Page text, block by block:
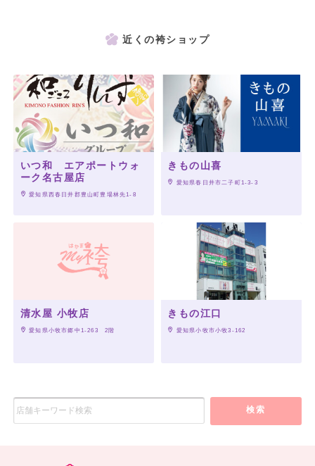
近くの袴ショップ
いつ和 エアポートウォ
ーク名古屋店
愛知県西春日井郡豊山町豊場林先1-8
きもの山喜
愛知県春日井市二子町1-3-3
清水屋 小牧店
愛知県小牧市郷中1-263　2階
きもの江口
愛知県小牧市小牧3-162
検索